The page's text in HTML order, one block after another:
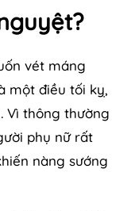
vét máng
một điều tối kỵ,
Vì thông thường
phụ nữ rất
nàng sướng